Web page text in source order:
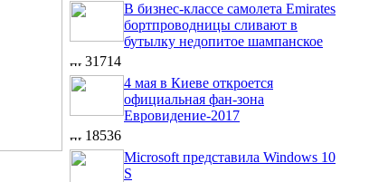
В бизнес-классе самолета Emirates
бортпроводницы сливают в
бутылку недопитое шампанское
31714
4 мая в Киеве откроется
официальная фан-зона
Евровидение-2017
18536
Microsoft представила Windows 10
S